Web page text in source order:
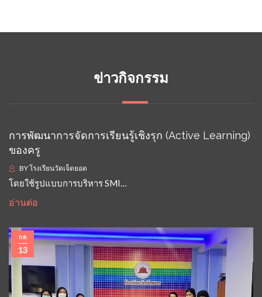
ข่าวกิจกรรม
การพัฒนาการจัดการเรียนรู้เชิงรุก (Active Learning)
ของครู
BYโรงเรียนวัดเจ็ดยอด
โดยใช้รูปแบบการบริหาร SMI…
อ่านต่อ
ก.ค.
13